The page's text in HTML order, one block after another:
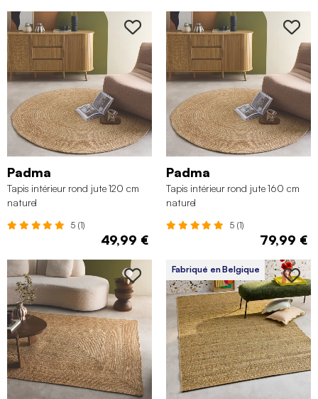
Padma
Tapis intérieur rond jute 120 cm
naturel
5 (1)
49,99 €
Padma
Tapis intérieur rond jute 160 cm
naturel
5 (1)
79,99 €
Fabriqué en Belgique